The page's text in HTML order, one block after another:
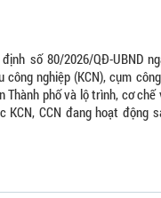
số 80/2026/QĐ-UBND
công nghiệp (KCN), cụm
Thành phố và lộ trình, cơ
KCN, CCN đang hoạt động